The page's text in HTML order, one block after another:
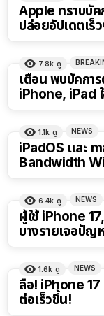
Apple ทราบบั
ปล่อยอัปเดตเร็
7.8k ดู
เตือน พบบัคกา
iPhone, iPad
1.1k ดู NEWS
iPadOS และ
Bandwidth
6.4k ดู NEWS
ผู้ใช้ iPhone
บางรายเจอปัญ
1.6k ดู NEWS
ลือ! iPhone 17
ต่อเร็วขึ้น!